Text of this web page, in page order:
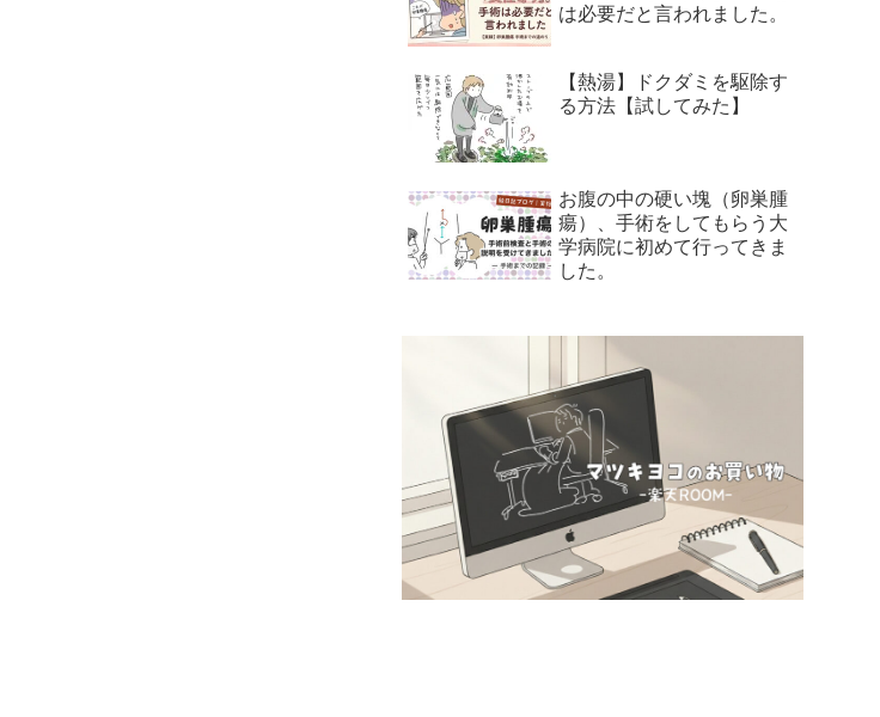
は必要だと言われました。
【熱湯】ドクダミを駆除す
る方法【試してみた】
お腹の中の硬い塊（卵巣腫
瘍）、手術をしてもらう大
学病院に初めて行ってきま
した。